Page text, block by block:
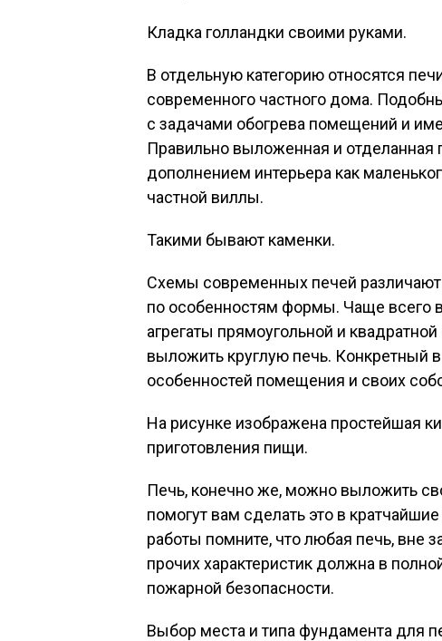
Кладка голландки своими руками.
В отдельную категорию относятся
современного частного дома.
с задачами обогрева помещений и
Правильно выложенная и отделанная
дополнением интерьера как
частной виллы.
Такими бывают каменки.
Схемы современных печей различают
по особенностям формы. Чаще всего
агрегаты прямоугольной и
выложить круглую печь. Конкретный
особенностей помещения и своих
На рисунке изображена простейшая
приготовления пищи.
Печь, конечно же, можно выложить
помогут вам сделать это в
работы помните, что любая печь, вне
прочих характеристик должна в
пожарной безопасности.
Выбор места и типа фундамента для